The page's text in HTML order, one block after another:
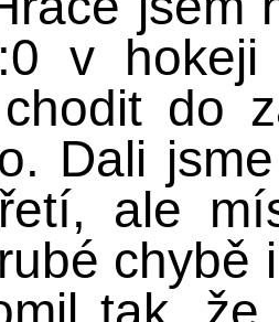
v
do
Dali
ale
chybě